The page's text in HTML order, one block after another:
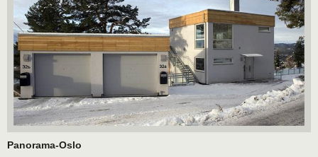
Panorama-Oslo